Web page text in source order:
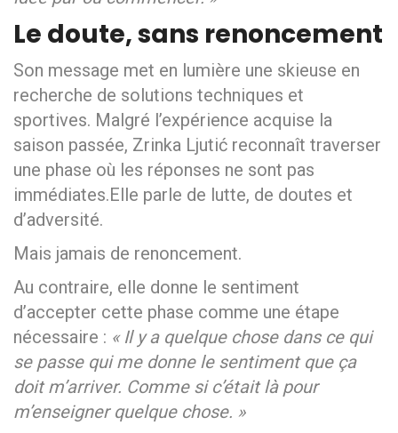
Le doute, sans renoncement
Son message met en lumière une skieuse en
recherche de solutions techniques et
sportives. Malgré l’expérience acquise la
saison passée, Zrinka Ljutić reconnaît traverser
une phase où les réponses ne sont pas
immédiates.Elle parle de lutte, de doutes et
d’adversité.
Mais jamais de renoncement.
Au contraire, elle donne le sentiment
d’accepter cette phase comme une étape
nécessaire : « Il y a quelque chose dans ce qui
se passe qui me donne le sentiment que ça
doit m’arriver. Comme si c’était là pour
m’enseigner quelque chose. »